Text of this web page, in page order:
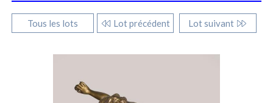
Tous les lots Lot précédent Lot suivant